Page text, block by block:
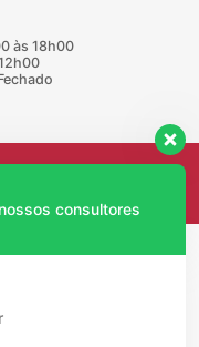
às 18h00
reservados.
consultores